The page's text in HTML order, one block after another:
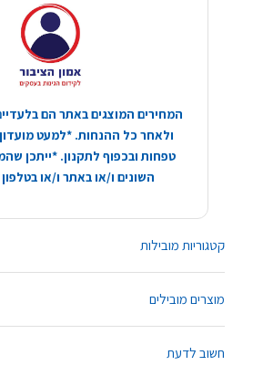
קטגוריות מובילות
מוצרים מובילים
חשוב לדעת
המחירים המוצגים באתר הם
ולאחר כל ההנחות. *למעט מועדון
טפחות ובכפוף לתקנון. *ייתכן
השונים ו/או באתר ו/או בטלפון